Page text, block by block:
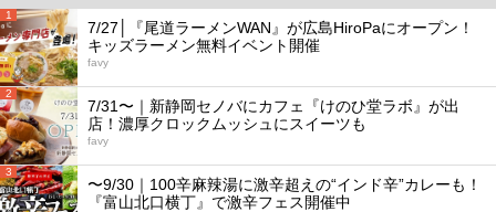
1
7/27│『尾道ラーメンWAN』が広島HiroPaにオープン！
キッズラーメン無料イベント開催
favy
2
7/31〜｜新静岡セノバにカフェ『けのひ堂ラボ』が出
店！濃厚クロックムッシュにスイーツも
favy
3
〜9/30｜100辛麻辣湯に激辛超えの“インド辛”カレーも！
『富山北口横丁』で激辛フェス開催中